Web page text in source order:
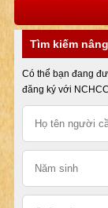
Tìm kiếm
Có thể bạn đang
đăng ký với